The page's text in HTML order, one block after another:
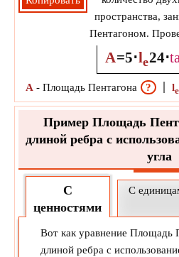
пространства,
Пентагоном.
A=5⋅le24⋅
A - Площадь Пентагона ? le
Пример Площадь
длиной ребра с
угла
С
ценностями
С
Вот как уравнение Площадь
длиной ребра с